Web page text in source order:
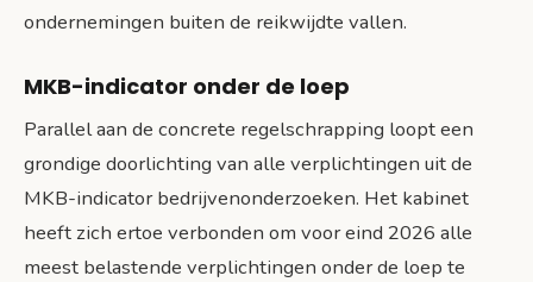
ondernemingen buiten de reikwijdte vallen.
MKB-indicator onder de loep
Parallel aan de concrete regelschrapping loopt een
grondige doorlichting van alle verplichtingen uit de
MKB-indicator bedrijvenonderzoeken. Het kabinet
heeft zich ertoe verbonden om voor eind 2026 alle
meest belastende verplichtingen onder de loep te